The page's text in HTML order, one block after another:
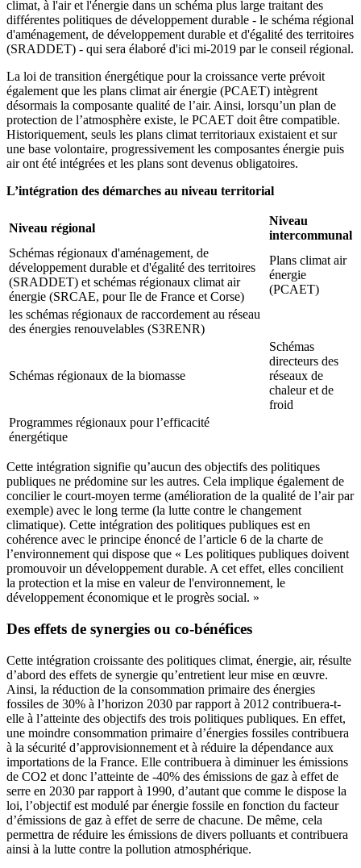
climat, à l'air et l'énergie dans un schéma plus large traitant des
différentes politiques de développement durable - le schéma régional
d'aménagement, de développement durable et d'égalité des territoires
(SRADDET) - qui sera élaboré d'ici mi-2019 par le conseil régional.
La loi de transition énergétique pour la croissance verte prévoit
également que les plans climat air énergie (PCAET) intègrent
désormais la composante qualité de l’air. Ainsi, lorsqu’un plan de
protection de l’atmosphère existe, le PCAET doit être compatible.
Historiquement, seuls les plans climat territoriaux existaient et sur
une base volontaire, progressivement les composantes énergie puis
air ont été intégrées et les plans sont devenus obligatoires.
L’intégration des démarches au niveau territorial
Niveau régional
Niveau
intercommunal
Schémas régionaux d'aménagement, de
développement durable et d'égalité des territoires
(SRADDET) et schémas régionaux climat air
énergie (SRCAE, pour Ile de France et Corse)
Plans climat air
énergie
(PCAET)
les schémas régionaux de raccordement au réseau
des énergies renouvelables (S3RENR)
Schémas régionaux de la biomasse
Schémas
directeurs des
réseaux de
chaleur et de
froid
Programmes régionaux pour l’efficacité
énergétique
Cette intégration signifie qu’aucun des objectifs des politiques
publiques ne prédomine sur les autres. Cela implique également de
concilier le court-moyen terme (amélioration de la qualité de l’air par
exemple) avec le long terme (la lutte contre le changement
climatique). Cette intégration des politiques publiques est en
cohérence avec le principe énoncé de l’article 6 de la charte de
l’environnement qui dispose que « Les politiques publiques doivent
promouvoir un développement durable. A cet effet, elles concilient
la protection et la mise en valeur de l'environnement, le
développement économique et le progrès social. »
Des effets de synergies ou co-bénéfices
Cette intégration croissante des politiques climat, énergie, air, résulte
d’abord des effets de synergie qu’entretient leur mise en œuvre.
Ainsi, la réduction de la consommation primaire des énergies
fossiles de 30% à l’horizon 2030 par rapport à 2012 contribuera-t-
elle à l’atteinte des objectifs des trois politiques publiques. En effet,
une moindre consommation primaire d’énergies fossiles contribuera
à la sécurité d’approvisionnement et à réduire la dépendance aux
importations de la France. Elle contribuera à diminuer les émissions
de CO2 et donc l’atteinte de -40% des émissions de gaz à effet de
serre en 2030 par rapport à 1990, d’autant que comme le dispose la
loi, l’objectif est modulé par énergie fossile en fonction du facteur
d’émissions de gaz à effet de serre de chacune. De même, cela
permettra de réduire les émissions de divers polluants et contribuera
ainsi à la lutte contre la pollution atmosphérique.